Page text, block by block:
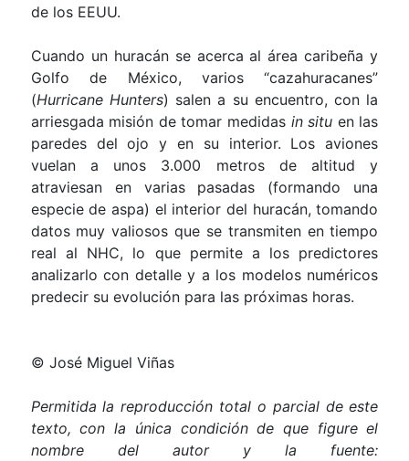
de los EEUU.
Cuando un huracán se acerca al área caribeña y
Golfo de México, varios “cazahuracanes”
(Hurricane Hunters) salen a su encuentro, con la
arriesgada misión de tomar medidas in situ en las
paredes del ojo y en su interior. Los aviones
vuelan a unos 3.000 metrosde altitud y
atraviesan en varias pasadas (formando una
especie de aspa) el interior del huracán, tomando
datos muy valiosos que se transmiten en tiempo
real al NHC, lo que permite a los predictores
analizarlo con detalle y a los modelos numéricos
predecir su evolución para las próximas horas.
© José Miguel Viñas
Permitida la reproducción total o parcial de este
texto, con la única condición de que figure el
nombre del autor y la fuente: